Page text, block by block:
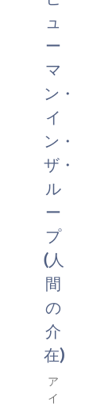
ュ
ー
マ
ン・
イ
ン・
ザ・
ル
ー
プ
(人
間
の
介
在)
ア
イ